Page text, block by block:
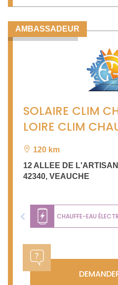
AMBASSADEUR
SOLAIRE CLIM
LOIRE CLIM
120 km
12 ALLEE DE
42340, VEAUCHE
CHAUFFE-EAU
Previous